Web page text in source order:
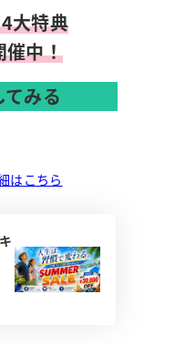
大特典
催中！
みる
はこちら